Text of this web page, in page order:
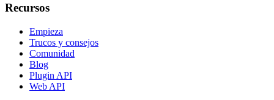
Recursos
Empieza
Trucos y consejos
Comunidad
Blog
Plugin API
Web API